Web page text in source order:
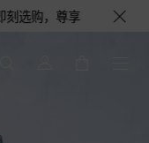
，尊享花呗至高12